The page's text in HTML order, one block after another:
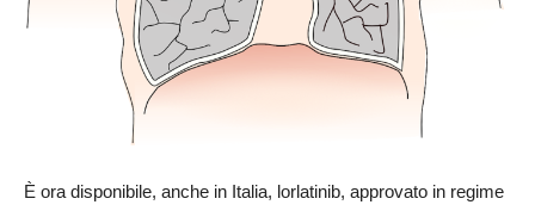
È ora disponibile, anche in Italia, lorlatinib, approvato in regime